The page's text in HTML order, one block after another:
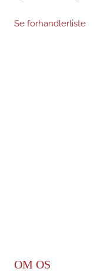
Se forhandlerliste
OM OS